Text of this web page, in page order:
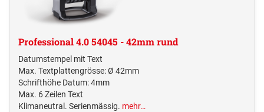
Professional 4.0 54045 - 42mm rund
Datumstempel mit Text
Max. Textplattengrösse: Ø 42mm
Schrifthöhe Datum: 4mm
Max. 6 Zeilen Text
Klimaneutral. Serienmässig. mehr…